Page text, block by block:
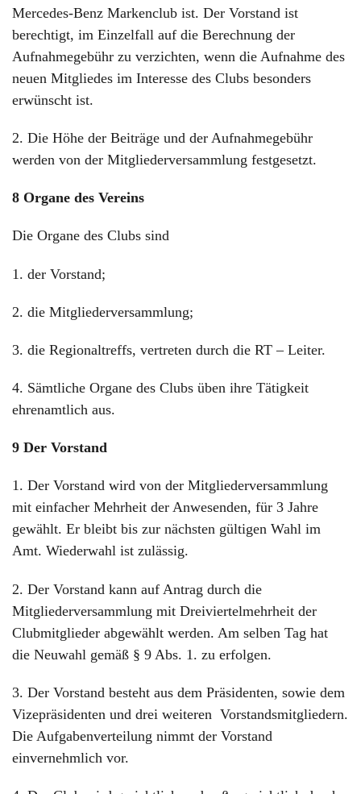
Mercedes-Benz Markenclub ist. Der Vorstand ist
berechtigt, im Einzelfall auf die Berechnung der
Aufnahmegebühr zu verzichten, wenn die Aufnahme des
neuen Mitgliedes im Interesse des Clubs besonders
erwünscht ist.
2. Die Höhe der Beiträge und der Aufnahmegebühr
werden von der Mitgliederversammlung festgesetzt.
8 Organe des Vereins
Die Organe des Clubs sind
1. der Vorstand;
2. die Mitgliederversammlung;
3. die Regionaltreffs, vertreten durch die RT – Leiter.
4. Sämtliche Organe des Clubs üben ihre Tätigkeit
ehrenamtlich aus.
9 Der Vorstand
1. Der Vorstand wird von der Mitgliederversammlung
mit einfacher Mehrheit der Anwesenden, für 3 Jahre
gewählt. Er bleibt bis zur nächsten gültigen Wahl im
Amt. Wiederwahl ist zulässig.
2. Der Vorstand kann auf Antrag durch die
Mitgliederversammlung mit Dreiviertelmehrheit der
Clubmitglieder abgewählt werden. Am selben Tag hat
die Neuwahl gemäß § 9 Abs. 1. zu erfolgen.
3. Der Vorstand besteht aus dem Präsidenten, sowie dem
Vizepräsidenten und drei weiteren Vorstandsmitgliedern.
Die Aufgabenverteilung nimmt der Vorstand
einvernehmlich vor.